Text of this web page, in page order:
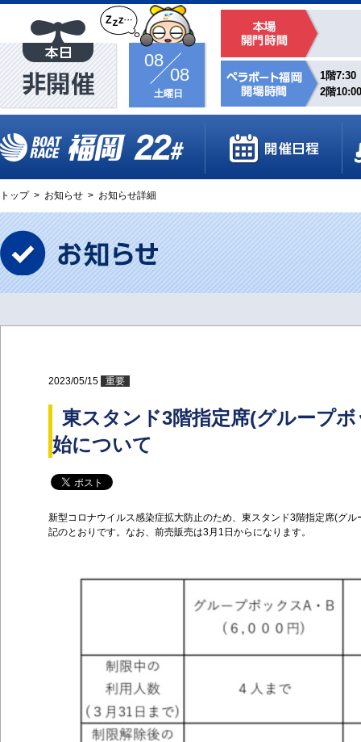
08
08
土曜日
1階7:30
2階10:00
トップ > お知らせ > お知らせ詳細
2023/05/15 重要
東スタンド3階指定席(グループ
始について
新型コロナウイルス感染症拡大防止のため、東スタンド3階指定席(グ
記のとおりです。なお、前売販売は3月1日からになります。